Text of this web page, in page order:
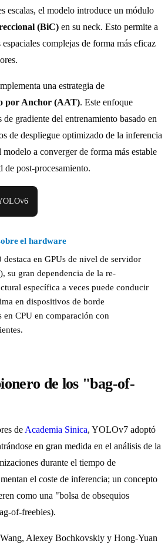
escalas, el modelo introduce un módulo
(BiC) en su neck. Esto permite a
complejas de forma más eficaz
una estrategia de
por Anchor (AAT). Este enfoque
de gradiente del entrenamiento basado en
de despliegue optimizado de la inferencia
a converger de forma más estable
de post-procesamiento.
el hardware
en GPUs de nivel de servidor
), su gran dependencia de la re-
específica a veces puede conducir
en dispositivos de borde
en CPU en comparación con
de los "bag-of-
de Academia Sinica, YOLOv7 adoptó
en gran medida en el análisis de la
durante el tiempo de
el coste de inferencia; un concepto
como una "bolsa de obsequios
of-freebies).
Alexey Bochkovskiy y Hong-Yuan